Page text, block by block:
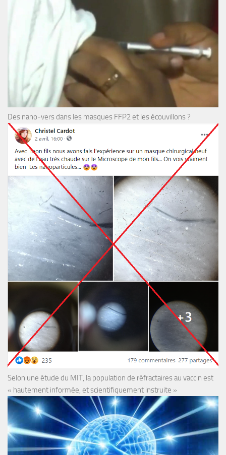
Des nano-vers dans les masques FFP2 et les écouvillons ?
Selon une étude du MIT, la population de réfractaires au vaccin est
« hautement informée, et scientifiquement instruite »